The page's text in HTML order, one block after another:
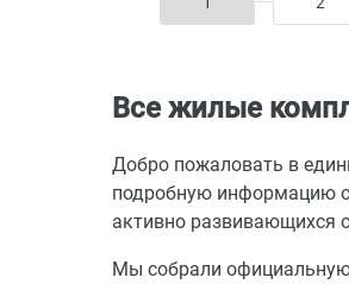
Все жилые
Добро пожаловать в
подробную информацию
активно развивающихся
Мы собрали